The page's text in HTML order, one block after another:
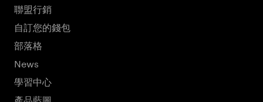
聯盟行銷
自訂您的錢包
部落格
News
學習中心
產品藍圖